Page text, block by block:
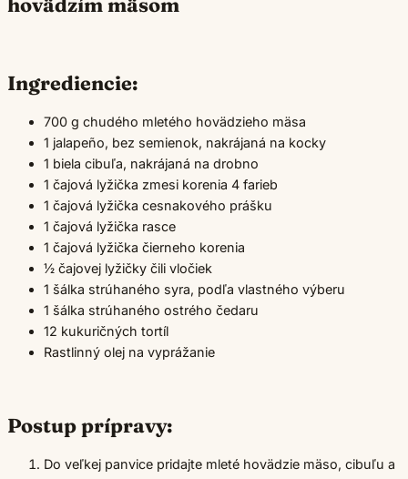
hovädzím mäsom
Ingrediencie:
700 g chudého mletého hovädzieho mäsa
1 jalapeño, bez semienok, nakrájaná na kocky
1 biela cibuľa, nakrájaná na drobno
1 čajová lyžička zmesi korenia 4 farieb
1 čajová lyžička cesnakového prášku
1 čajová lyžička rasce
1 čajová lyžička čierneho korenia
½ čajovej lyžičky čili vločiek
1 šálka strúhaného syra, podľa vlastného výberu
1 šálka strúhaného ostrého čedaru
12 kukuričných tortíl
Rastlinný olej na vyprážanie
Postup prípravy:
Do veľkej panvice pridajte mleté hovädzie mäso, cibuľu a